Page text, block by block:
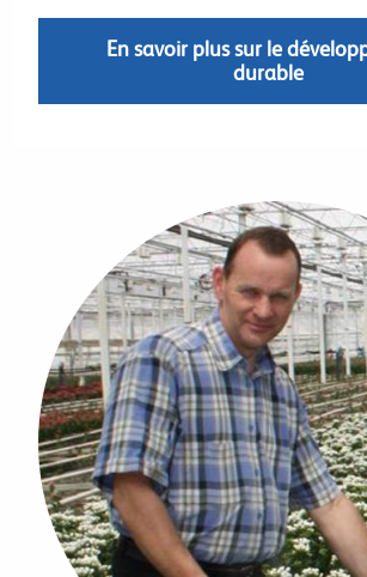
En savoir plus sur le
durable